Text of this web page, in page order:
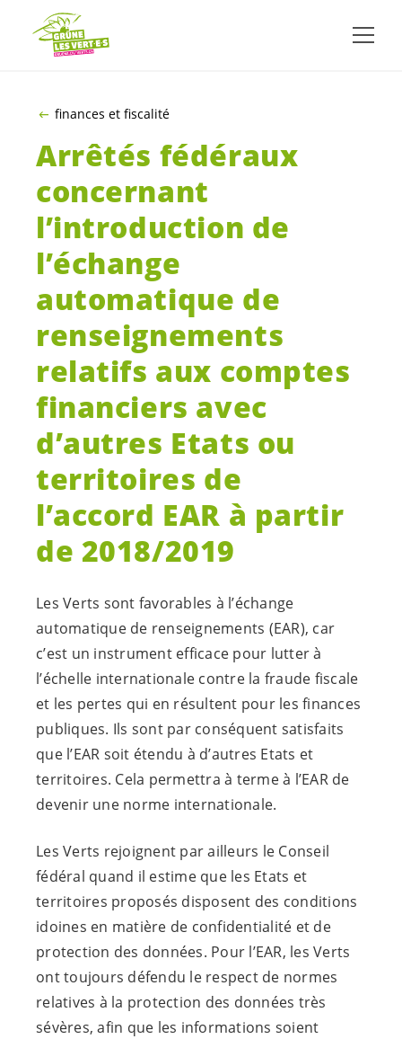
ALLER AU CONTENU PRINCIPAL
finances et fiscalité
Arrêtés fédéraux
concernant
l’introduction de
l’échange
automatique de
renseignements
relatifs aux comptes
financiers avec
d’autres Etats ou
territoires de
l’accord EAR à partir
de 2018/2019
Les Verts sont favorables à l’échange
automatique de renseignements (EAR), car
c’est un instrument efficace pour lutter à
l’échelle internationale contre la fraude fiscale
et les pertes qui en résultent pour les finances
publiques. Ils sont par conséquent satisfaits
que l’EAR soit étendu à d’autres Etats et
territoires. Cela permettra à terme à l’EAR de
devenir une norme internationale.
Les Verts rejoignent par ailleurs le Conseil
fédéral quand il estime que les Etats et
territoires proposés disposent des conditions
idoines en matière de confidentialité et de
protection des données. Pour l’EAR, les Verts
ont toujours défendu le respect de normes
relatives à la protection des données très
sévères, afin que les informations soient